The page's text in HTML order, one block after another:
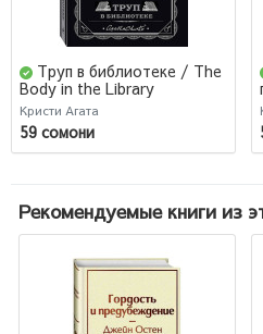
Труп в библиотеке / The
Body in the Library
Кристи Агата
59 сомони
Рекомендуемые книги из